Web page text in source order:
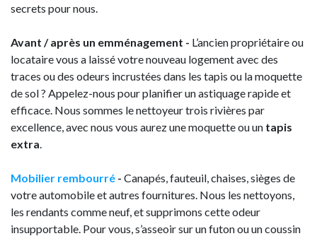
secrets pour nous.
Avant / après un emménagement - L’ancien propriétaire ou
locataire vous a laissé votre nouveau logement avec des
traces ou des odeurs incrustées dans les tapis ou la moquette
de sol ? Appelez-nous pour planifier un astiquage rapide et
efficace. Nous sommes le nettoyeur trois rivières par
excellence, avec nous vous aurez une moquette ou un tapis
extra
Mobilier rembourré - Canapés, fauteuil, chaises, sièges de
votre automobile et autres fournitures. Nous les nettoyons,
les rendants comme neuf, et supprimons cette odeur
insupportable. Pour vous, s’asseoir sur un futon ou un coussin